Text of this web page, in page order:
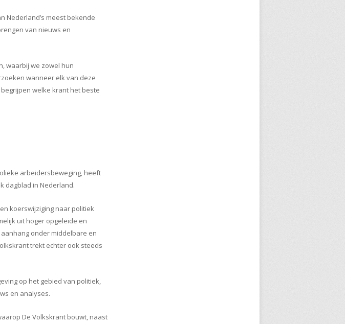
Nederland’s meest bekende
van nieuws en
waarbij we zowel hun
wanneer elk van deze
welke krant het beste
arbeidersbeweging, heeft
dagblad in Nederland.
koerswijziging naar politiek
uit hoger opgeleide en
onder middelbare en
trekt echter ook steeds
op het gebied van politiek,
en analyses.
De Volkskrant bouwt, naast